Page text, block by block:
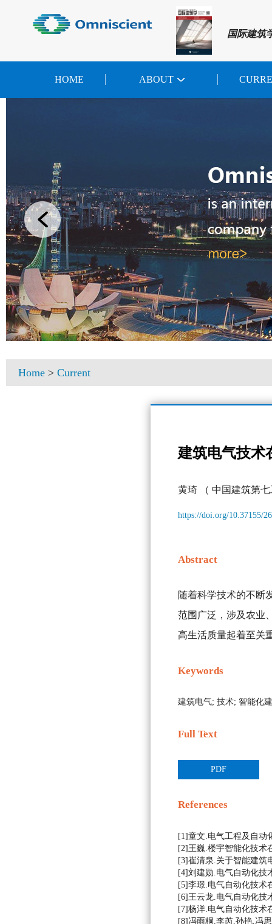
国际建筑
HOME ABOUT
Home > Current
建筑电气技术
黄琦 （ 中国建筑第
https://doi.org/10.37155/
Abstract
随着科学技术的不断
范围广泛，涉及农业
高生活质量起着至关
Keywords
建筑电气; 技术; 智能化
Full Text
PDF
References
[1]童文.电气工程及自动
[2]王巍.楼宇智能化技术
[3]崔清泉.关于智能建筑
[4]刘建勋.电气自动化技
[5]李璟.电气自动化技术
[6]王云龙.电气自动化技
[7]杨洋.电气自动化技术
[8]冯雨桐,李芮,孙艳,冯